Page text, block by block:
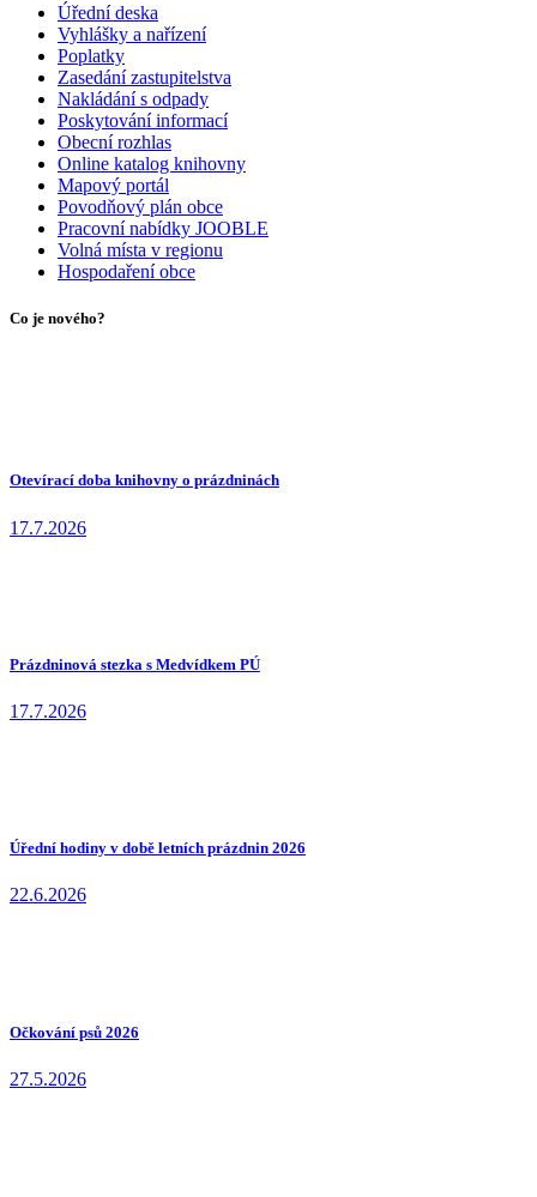
Úřední deska
Vyhlášky a nařízení
Poplatky
Zasedání zastupitelstva
Nakládání s odpady
Poskytování informací
Obecní rozhlas
Online katalog knihovny
Mapový portál
Povodňový plán obce
Pracovní nabídky JOOBLE
Volná místa v regionu
Hospodaření obce
Co je nového?
Otevírací doba knihovny o prázdninách
17.7.2026
Prázdninová stezka s Medvídkem PÚ
17.7.2026
Úřední hodiny v době letních prázdnin 2026
22.6.2026
Očkování psů 2026
27.5.2026